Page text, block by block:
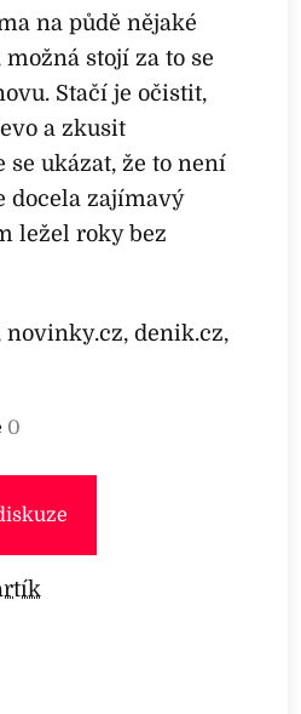
na půdě nějaké
možná stojí za to se
Stačí je očistit,
a zkusit
se ukázat, že to není
docela zajímavý
ležel roky bez
novinky.cz, denik.cz,
0